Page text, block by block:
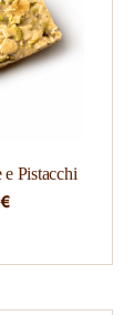
Pistacchi
€